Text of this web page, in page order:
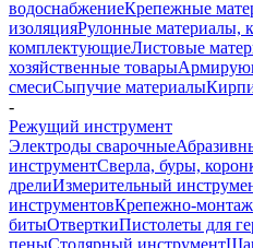
водоснабжениеКрепежные
изоляцияРулонные материалы,
комплектующиеЛистовые
хозяйственные товары
смесиСыпучие материалы
-
Режущий инструмент
Электроды сварочные
инструментСверла, буры,
дрелиИзмерительный
инструментовКрепежно-
битыОтверткиПистолеты для
пеныСтолярный инструмент